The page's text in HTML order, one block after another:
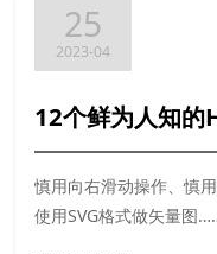
25
2023-04
12个鲜为人知
慎用向右滑动操作、慎
使用SVG格式做矢量图